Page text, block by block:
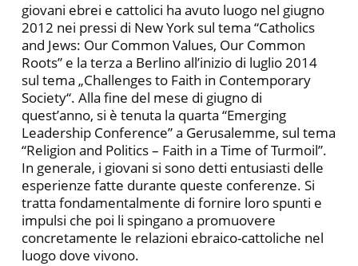
giovani ebrei e cattolici ha avuto luogo nel giugno
2012 nei pressi di New York sul tema “Catholics
and Jews: Our Common Values, Our Common
Roots” e la terza a Berlino all’inizio di luglio 2014
sul tema „Challenges to Faith in Contemporary
Society“. Alla fine del mese di giugno di
quest’anno, si è tenuta la quarta “Emerging
Leadership Conference” a Gerusalemme, sul tema
“Religion and Politics – Faith in a Time of Turmoil”.
In generale, i giovani si sono detti entusiasti delle
esperienze fatte durante queste conferenze. Si
tratta fondamentalmente di fornire loro spunti e
impulsi che poi li spingano a promuovere
concretamente le relazioni ebraico-cattoliche nel
luogo dove vivono.